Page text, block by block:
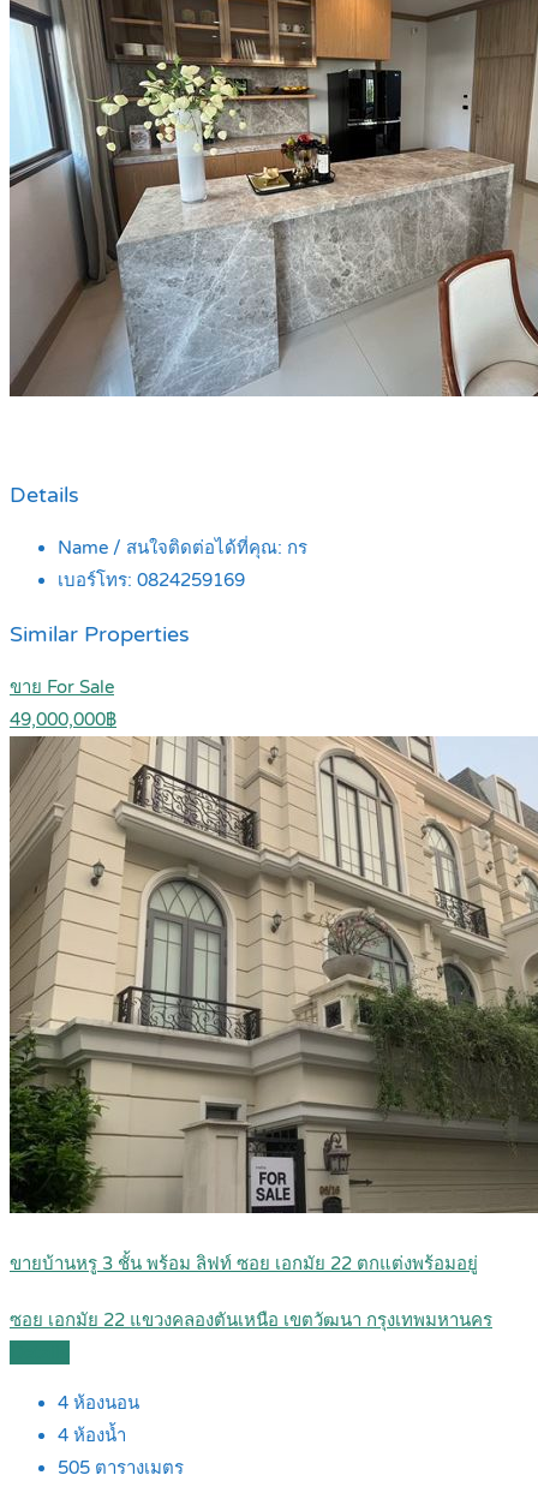
Details
Name / สนใจติดต่อได้ที่คุณ: กร
เบอร์โทร: 0824259169
Similar Properties
ขาย For Sale
49,000,000฿
ขายบ้านหรู 3 ชั้น พร้อม ลิฟท์ ซอย เอกมัย 22 ตกแต่งพร้อมอยู่
ซอย เอกมัย 22 แขวงคลองตันเหนือ เขตวัฒนา กรุงเทพมหานคร
4 ห้องนอน
4 ห้องน้ำ
505 ตารางเมตร